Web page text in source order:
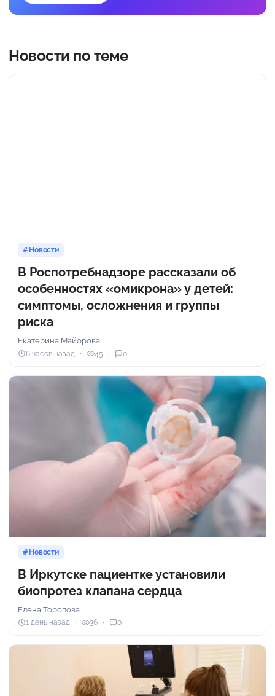
Новости по теме
Новости
В Роспотребнадзоре рассказали об
особенностях «омикрона» у детей:
симптомы, осложнения и группы
риска
Екатерина Майорова
6 часов назад 45 0
Новости
В Иркутске пациентке установили
биопротез клапана сердца
Елена Торопова
1 день назад 36 0